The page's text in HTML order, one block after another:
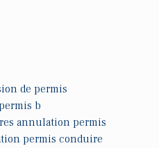
de permis
b
annulation permis
permis conduire